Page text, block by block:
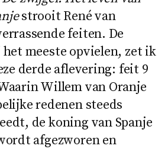
strooit René van
feiten. De
meeste opvielen, zet ik
derde aflevering: feit 9
Willem van Oranje
redenen steeds
de koning van Spanje
afgezworen en